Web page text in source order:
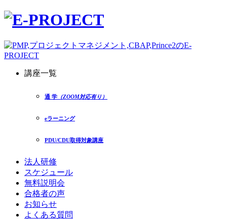
講座一覧
通 学 （ZOOM対応有り）
eラーニング
PDU/CDU取得対象講座
法人研修
スケジュール
無料説明会
合格者の声
お知らせ
よくある質問